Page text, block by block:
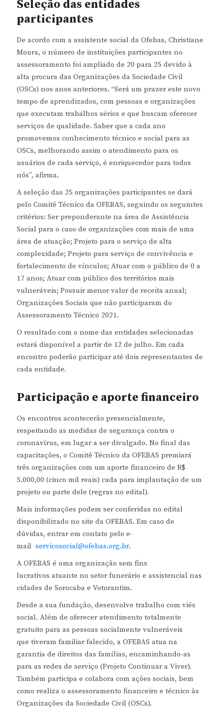
Seleção das entidades
participantes
De acordo com a assistente social da Ofebas, Christiane
Moura, o número de instituições participantes no
assessoramento foi ampliado de 20 para 25 devido à
alta procura das Organizações da Sociedade Civil
(OSCs) nos anos anteriores. “Será um prazer este novo
tempo de aprendizados, com pessoas e organizações
que executam trabalhos sérios e que buscam oferecer
serviços de qualidade. Saber que a cada ano
promovemos conhecimento técnico e social para as
OSCs, melhorando assim o atendimento para os
usuários de cada serviço, é enriquecedor para todos
nós”, afirma.
A seleção das 25 organizações participantes se dará
pelo Comitê Técnico da OFEBAS, seguindo os seguintes
critérios: Ser preponderante na área de Assistência
Social para o caso de organizações com mais de uma
área de atuação; Projeto para o serviço de alta
complexidade; Projeto para serviço de convivência e
fortalecimento de vínculos; Atuar com o público de 0 a
17 anos; Atuar com público dos territórios mais
vulneráveis; Possuir menor valor de receita anual;
Organizações Sociais que não participaram do
Assessoramento Técnico 2021.
O resultado com o nome das entidades selecionadas
estará disponível a partir de 12 de julho. Em cada
encontro poderão participar até dois representantes de
cada entidade.
Participação e aporte financeiro
Os encontros acontecerão presencialmente,
respeitando as medidas de segurança contra o
coronavírus, em lugar a ser divulgado. No final das
capacitações, o Comitê Técnico da OFEBAS premiará
três organizações com um aporte financeiro de R$
5.000,00 (cinco mil reais) cada para implantação de um
projeto ou parte dele (regras no edital).
Mais informações podem ser conferidas no edital
disponibilizado no site da OFEBAS. Em caso de
dúvidas, entrar em contato pelo e-
mail servicosocial@ofebas.org.br.
A OFEBAS é uma organização sem fins
lucrativos atuante no setor funerário e assistencial nas
cidades de Sorocaba e Votorantim.
Desde a sua fundação, desenvolve trabalho com viés
social. Além de oferecer atendimento totalmente
gratuito para as pessoas socialmente vulneráveis
que tiveram familiar falecido, a OFEBAS atua na
garantia de direitos das famílias, encaminhando-as
para as redes de serviço (Projeto Continuar a Viver).
Também participa e colabora com ações sociais, bem
como realiza o assessoramento financeiro e técnico às
Organizações da Sociedade Civil (OSCs).